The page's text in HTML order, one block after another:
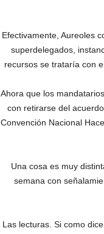
Efectivamente, Aureoles
superdelegados,
recursos se trataría con
Ahora que los
con retirarse del
Convención Nacional
Una cosa es muy
semana con
Las lecturas. Si como